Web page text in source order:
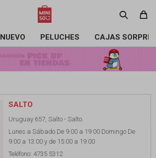
NUEVO PELUCHES CAJAS
SALTO
Uruguay 657, Salto - Salto.
Lunes a Sábado De 9:00 a 19:00 Domingo De
9:00 a 13:00 y de 15:00 a 19:00
Teléfono: 4735 5312